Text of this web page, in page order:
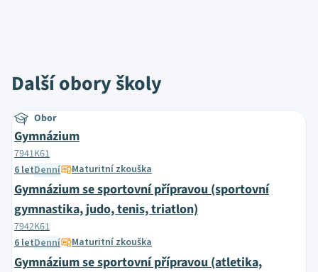
Další obory školy
Obor
Gymnázium
7941K61
6 letDenní Maturitní zkouška
Gymnázium se sportovní přípravou (sportovní
gymnastika, judo, tenis, triatlon)
7942K61
6 letDenní Maturitní zkouška
Gymnázium se sportovní přípravou (atletika,